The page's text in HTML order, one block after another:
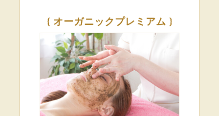
{ オーガニックプレミアム }